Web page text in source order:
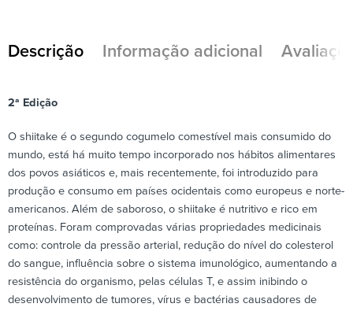
Descrição Informação adicional
2ª Edição
O shiitake é o segundo cogumelo comestível mais consumido do
mundo, está há muito tempo incorporado nos hábitos alimentares
dos povos asiáticos e, mais recentemente, foi introduzido para
produção e consumo em países ocidentais como europeus e norte-
americanos. Além de saboroso, o shiitake é nutritivo e rico em
proteínas. Foram comprovadas várias propriedades medicinais
como: controle da pressão arterial, redução do nível do colesterol
do sangue, influência sobre o sistema imunológico, aumentando a
resistência do organismo, pelas células T, e assim inibindo o
desenvolvimento de tumores, vírus e bactérias causadores de